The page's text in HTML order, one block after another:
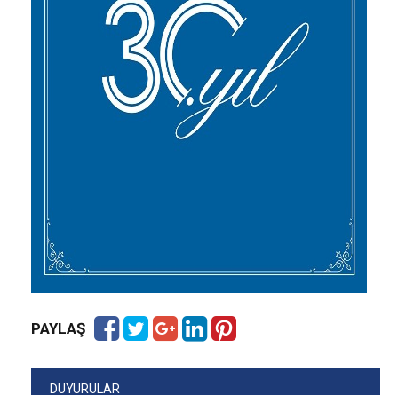
PAYLAŞ
DUYURULAR